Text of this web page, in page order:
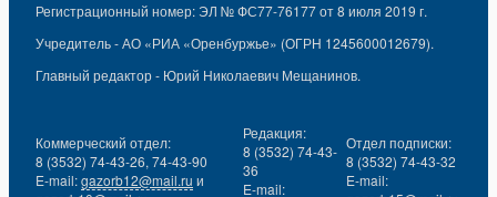
Регистрационный номер: ЭЛ № ФС77-76177 от 8 июля 2019 г.
Учредитель - АО «РИА «Оренбуржье» (ОГРН 1245600012679).
Главный редактор - Юрий Николаевич Мещанинов.
Коммерческий отдел:
8 (3532) 74-43-26, 74-43-90
E-mail:gazorb12@mail.ru и
Редакция:
8 (3532) 74-43-
36
E-mail:
Отдел подписки:
8 (3532) 74-43-32
E-mail: